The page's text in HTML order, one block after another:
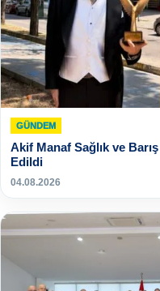
GÜNDEM
Akif Manaf Sağlık ve
Edildi
04.08.2026